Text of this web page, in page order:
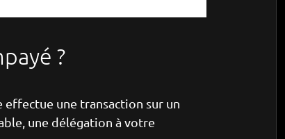
?
une transaction sur un
une délégation à votre